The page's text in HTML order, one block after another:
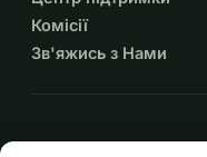
Комісії
Зв'яжись з Нами